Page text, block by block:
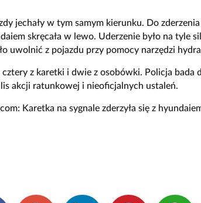
jechały w tym samym kierunku. Do zderzenia
skręcała w lewo. Uderzenie było na tyle
uwolnić z pojazdu przy pomocy narzędzi
cztery z karetki i dwie z osobówki. Policja bada
akcji ratunkowej i nieoficjalnych ustaleń.
Karetka na sygnale zderzyła się z